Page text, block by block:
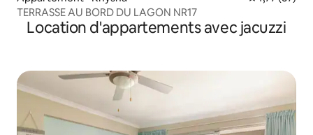
TERRASSE AU BORD DU LAGON NR17
Location d'appartements avec jacuzzi